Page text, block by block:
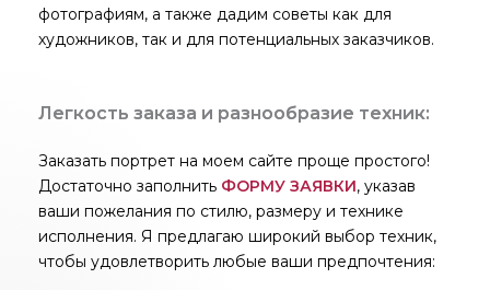
фотографиям, а также дадим советы как для
художников, так и для потенциальных заказчиков.
Легкость заказа и разнообразие техник:
Заказать портрет на моем сайте проще простого!
Достаточно заполнить ФОРМУ ЗАЯВКИ, указав
ваши пожелания по стилю, размеру и технике
исполнения. Я предлагаю широкий выбор техник,
чтобы удовлетворить любые ваши предпочтения: